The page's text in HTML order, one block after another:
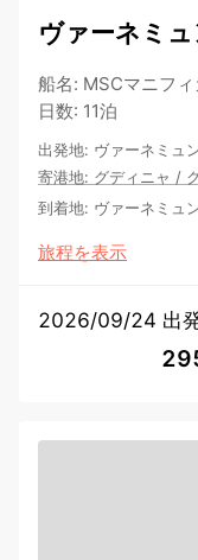
ヴァーネミ
船名: MSCマニフィ
日数: 11泊
出発地: ヴァーネミュ
寄港地: グディニャ /
到着地: ヴァーネミュ
旅程を表示
2026/09/24 出